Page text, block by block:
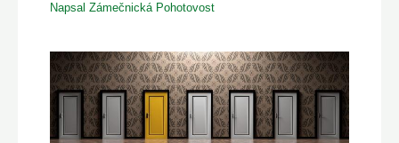
NapsalZámečnická Pohotovost